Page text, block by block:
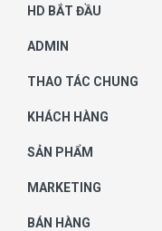
HD BẮT ĐẦU
ADMIN
THAO TÁC CHUNG
KHÁCH HÀNG
SẢN PHẨM
MARKETING
BÁN HÀNG